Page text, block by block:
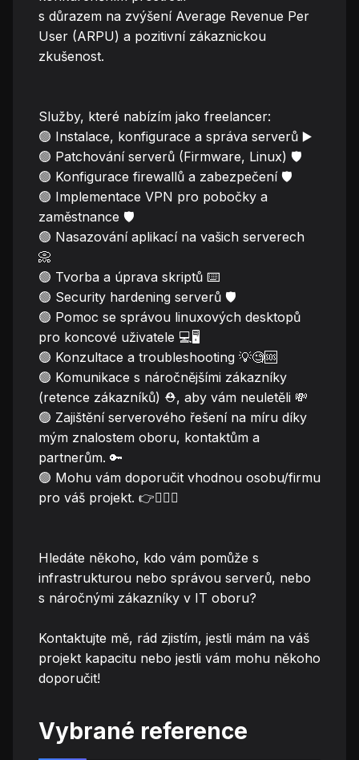
s důrazem na zvýšení Average Revenue Per
User (ARPU) a pozitivní zákaznickou
zkušenost.
Služby, které nabízím jako freelancer:
🟢 Instalace, konfigurace a správa serverů ▶️
🟢 Patchování serverů (Firmware, Linux) 🛡️
🟢 Konfigurace firewallů a zabezpečení 🛡️
🟢 Implementace VPN pro pobočky a
zaměstnance 🛡️
🟢 Nasazování aplikací na vašich serverech
📀
🟢 Tvorba a úprava skriptů ⌨️
🟢 Security hardening serverů 🛡️
🟢 Pomoc se správou linuxových desktopů
pro koncové uživatele 💻🖥️
🟢 Konzultace a troubleshooting 💡🧐🆘
🟢 Komunikace s náročnějšími zákazníky
(retence zákazníků) ⛑️, aby vám neuletěli 💸
🟢 Zajištění serverového řešení na míru díky
mým znalostem oboru, kontaktům a
partnerům. 🔑
🟢 Mohu vám doporučit vhodnou osobu/firmu
pro váš projekt. 👉🧔🏻‍♂️
Hledáte někoho, kdo vám pomůže s
infrastrukturou nebo správou serverů, nebo
s náročnými zákazníky v IT oboru?
Kontaktujte mě, rád zjistím, jestli mám na váš
projekt kapacitu nebo jestli vám mohu někoho
doporučit!
Vybrané reference